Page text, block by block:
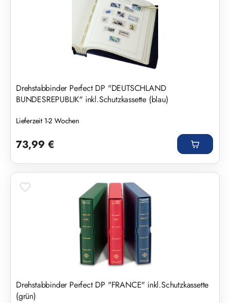
Drehstabbinder Perfect DP "DEUTSCHLAND
BUNDESREPUBLIK" inkl.Schutzkassette (blau)
Lieferzeit 1-2 Wochen
73,99 €
Drehstabbinder Perfect DP "FRANCE" inkl.Schutzkassette
(grün)